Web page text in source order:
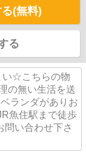
(無料)
る
い☆こちらの物
の無い生活を送
ランダがありお
魚住駅まで徒歩
問い合わせ下さ